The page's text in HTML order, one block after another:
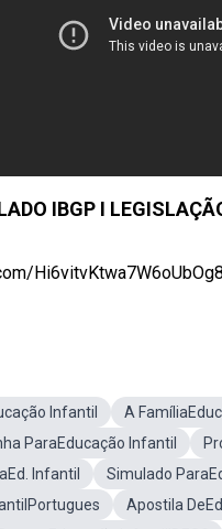
IBGP I
Infantil A
ParaEducação Infantil
Infantil Simulado
Apostila